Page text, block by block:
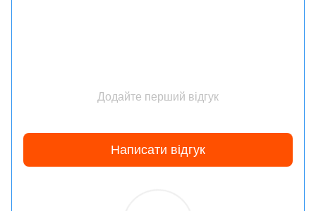
Додайте перший відгук
Написати відгук